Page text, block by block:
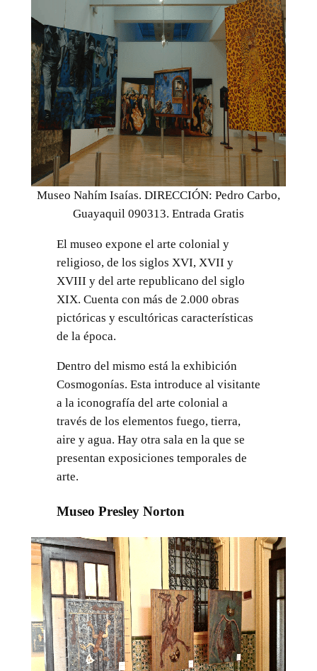
Museo Nahím Isaías. DIRECCIÓN: Pedro Carbo,
Guayaquil 090313. Entrada Gratis
El museo expone el arte colonial y
religioso, de los siglos XVI, XVII y
XVIII y del arte republicano del siglo
XIX. Cuenta con más de 2.000 obras
pictóricas y escultóricas características
de la época.
Dentro del mismo está la exhibición
Cosmogonías. Esta introduce al visitante
a la iconografía del arte colonial a
través de los elementos fuego, tierra,
aire y agua. Hay otra sala en la que se
presentan exposiciones temporales de
arte.
Museo Presley Norton